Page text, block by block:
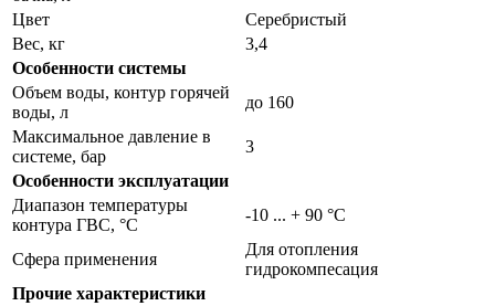
Цвет
Серебристый
Вес, кг
3,4
Особенности системы
Объем воды, контур горячей
воды, л
до 160
Максимальное давление в
системе, бар
3
Особенности эксплуатации
Диапазон температуры
контура ГВС, °С
-10 ... + 90 °C
Сфера применения
Для отопления
гидрокомпесация
Прочие характеристики